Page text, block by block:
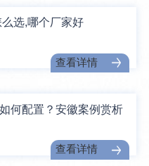
选,哪个厂家好
查看详情
何配置？安徽案例赏析
查看详情